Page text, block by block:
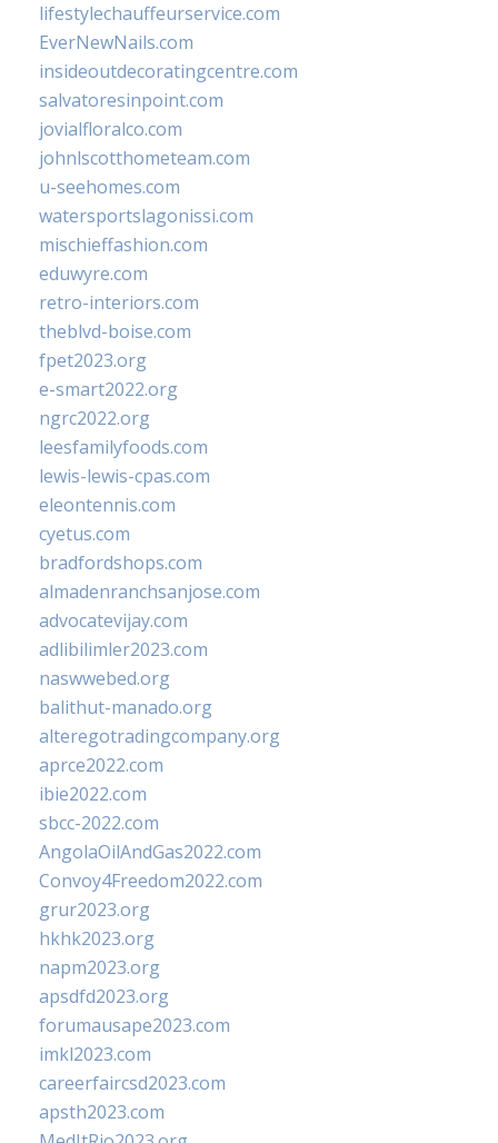
lifestylechauffeurservice.com
EverNewNails.com
insideoutdecoratingcentre.com
salvatoresinpoint.com
jovialfloralco.com
johnlscotthometeam.com
u-seehomes.com
watersportslagonissi.com
mischieffashion.com
eduwyre.com
retro-interiors.com
theblvd-boise.com
fpet2023.org
e-smart2022.org
ngrc2022.org
leesfamilyfoods.com
lewis-lewis-cpas.com
eleontennis.com
cyetus.com
bradfordshops.com
almadenranchsanjose.com
advocatevijay.com
adlibilimler2023.com
naswwebed.org
balithut-manado.org
alteregotradingcompany.org
aprce2022.com
ibie2022.com
sbcc-2022.com
AngolaOilAndGas2022.com
Convoy4Freedom2022.com
grur2023.org
hkhk2023.org
napm2023.org
apsdfd2023.org
forumausape2023.com
imkl2023.com
careerfaircsd2023.com
apsth2023.com